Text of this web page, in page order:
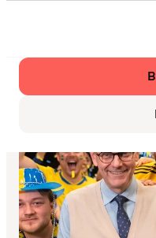
Eventet är bara